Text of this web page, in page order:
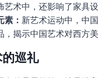
术中，还影响了家具
素： 新艺术运动中，中
揭示中国艺术对西方美
巡礼